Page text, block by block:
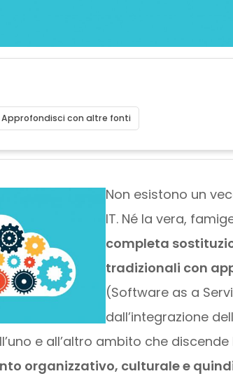
Approfondisci con altre fonti
Non esistono un
IT. Né la vera,
completa
tradizionali con
(Software as a
dall’integrazione
e all’altro ambito che
organizzativo, culturale e